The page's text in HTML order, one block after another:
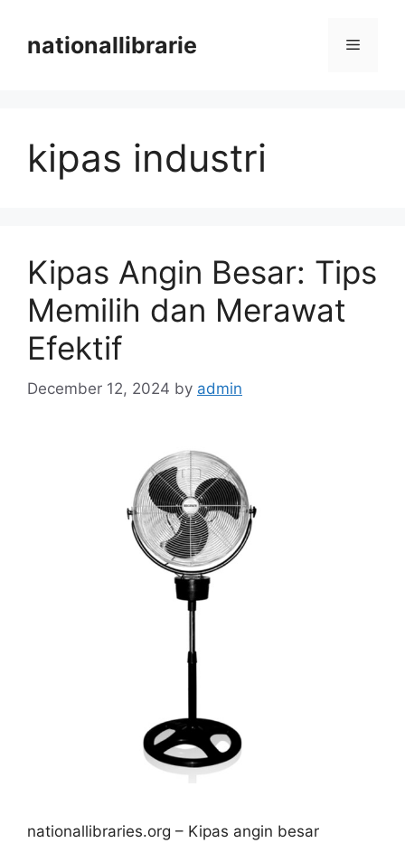
contentnationallibrarie Menu
kipas industri
Kipas Angin Besar: Tips
Memilih dan Merawat
Efektif
December 12, 2024 by admin
nationallibraries.org – Kipas angin besar